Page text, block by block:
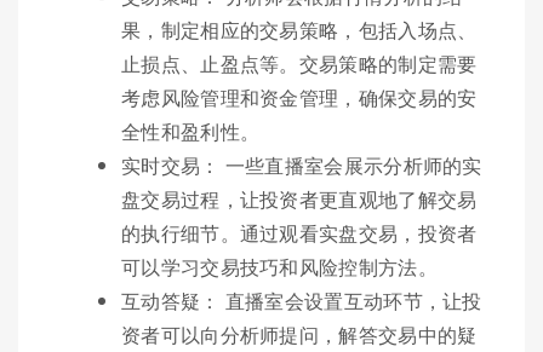
果，制定相应的交易策略，包括入场点、
止损点、止盈点等。交易策略的制定需要
考虑风险管理和资金管理，确保交易的安
全性和盈利性。
实时交易： 一些直播室会展示分析师的实
盘交易过程，让投资者更直观地了解交易
的执行细节。通过观看实盘交易，投资者
可以学习交易技巧和风险控制方法。
互动答疑： 直播室会设置互动环节，让投
资者可以向分析师提问，解答交易中的疑